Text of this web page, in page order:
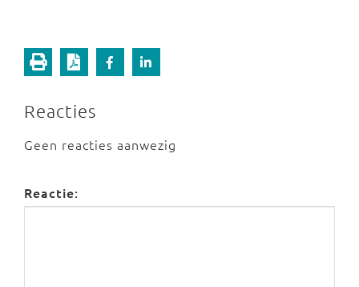
Reacties
Geen reacties aanwezig
Reactie: